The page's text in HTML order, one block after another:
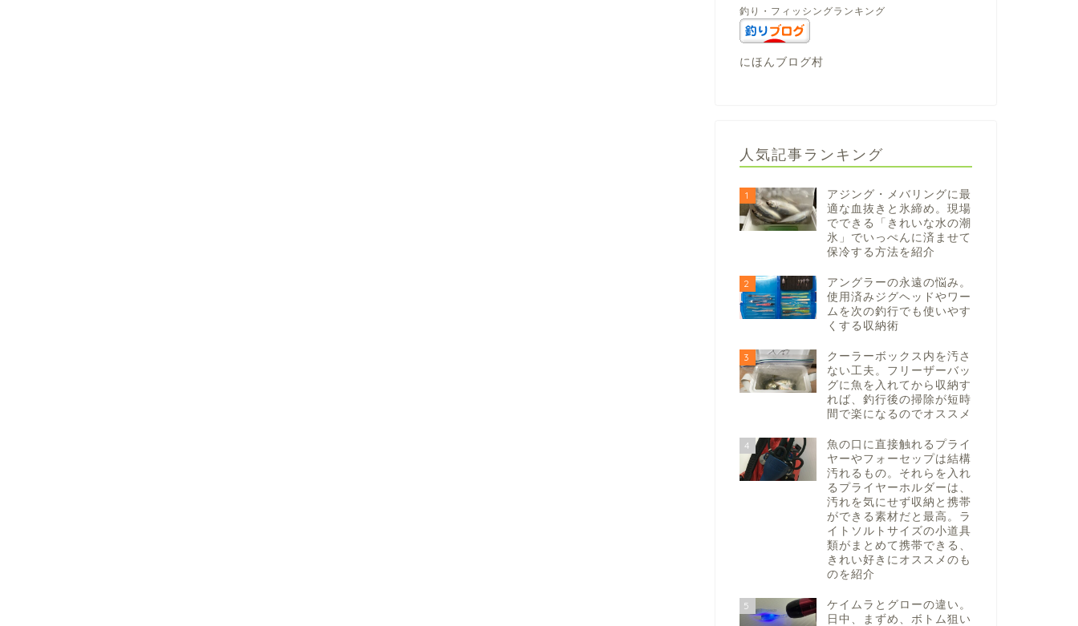
釣り・フィッシングランキング
にほんブログ村
人気記事ランキング
1
アジング・メバリングに最
適な血抜きと氷締め。現場
でできる「きれいな水の潮
氷」でいっぺんに済ませて
保冷する方法を紹介
2
アングラーの永遠の悩み。
使用済みジグヘッドやワー
ムを次の釣行でも使いやす
くする収納術
3
クーラーボックス内を汚さ
ない工夫。フリーザーバッ
グに魚を入れてから収納す
れば、釣行後の掃除が短時
間で楽になるのでオススメ
4
魚の口に直接触れるプライ
ヤーやフォーセップは結構
汚れるもの。それらを入れ
るプライヤーホルダーは、
汚れを気にせず収納と携帯
ができる素材だと最高。ラ
イトソルトサイズの小道具
類がまとめて携帯できる、
きれい好きにオススメのも
のを紹介
5
ケイムラとグローの違い。
日中、まずめ、ボトム狙い